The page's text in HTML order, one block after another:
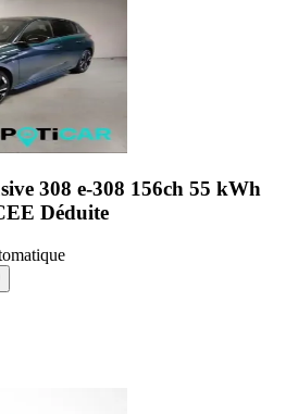
308 e-308 156ch 55 kWh
Déduite